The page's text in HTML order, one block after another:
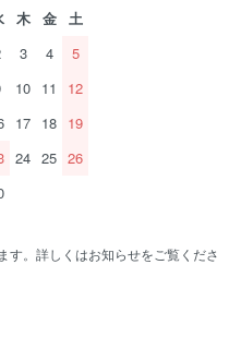
木 金
土
3 4
5
10 11
12
17 18 19
24 25 26
す。詳しくはお知らせをご覧くださ